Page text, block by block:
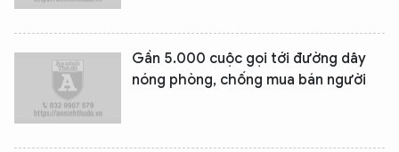
Gần 5.000 cuộc gọi tới đường dây
nóng phòng, chống mua bán người